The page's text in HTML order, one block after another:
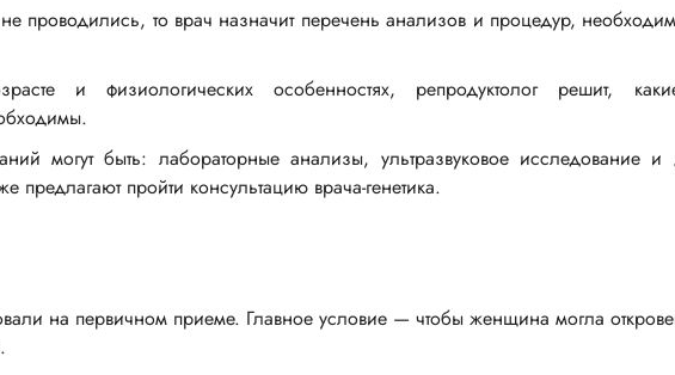
проводились, то врач назначит перечень анализов и процедур,
и физиологических особенностях, репродуктолог решит,
могут быть: лабораторные анализы, ультразвуковое исследование и
предлагают пройти консультацию врача-генетика.
на первичном приеме. Главное условие — чтобы женщина могла